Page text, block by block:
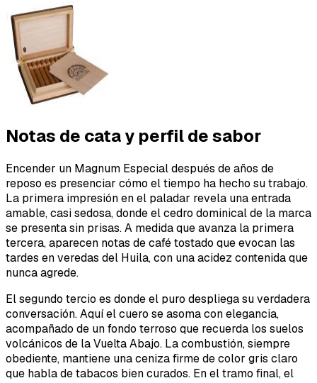
Notas de cata y perfil de sabor
Encender un Magnum Especial después de años de
reposo es presenciar cómo el tiempo ha hecho su trabajo.
La primera impresión en el paladar revela una entrada
amable, casi sedosa, donde el cedro dominical de la marca
se presenta sin prisas. A medida que avanza la primera
tercera, aparecen notas de café tostado que evocan las
tardes en veredas del Huila, con una acidez contenida que
nunca agrede.
El segundo tercio es donde el puro despliega su verdadera
conversación. Aquí el cuero se asoma con elegancia,
acompañado de un fondo terroso que recuerda los suelos
volcánicos de la Vuelta Abajo. La combustión, siempre
obediente, mantiene una ceniza firme de color gris claro
que habla de tabacos bien curados. En el tramo final, el